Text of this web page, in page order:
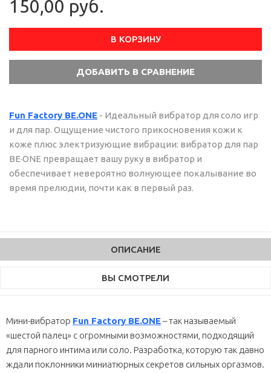
150,00 руб.
В КОРЗИНУ
Fun Factory BE.ONE - Идеальный вибратор для соло игр
и для пар. Ощущение чистого прикосновения кожи к
коже плюс электризующие вибрации: вибратор для пар
BE·ONE превращает вашу руку в вибратор и
обеспечивает невероятно волнующее покалывание во
время прелюдии, почти как в первый раз.
ОПИСАНИЕ
ВЫ СМОТРЕЛИ
Мини-вибратор Fun Factory BE.ONE– так называемый
«шестой палец» с огромными возможностями, подходящий
для парного интима или соло. Разработка, которую так давно
ждали поклонники миниатюрных секретов сильных оргазмов.